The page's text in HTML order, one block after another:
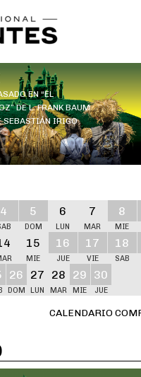
EN “EL
DE L. FRANK BAUM
SEBASTIÁN IRIGO
4 5 6 7 8
DOM LUN MAR MIE
15 16 17 18
MIE JUE VIE SAB
26 27 28 29 30
DOM LUN MAR MIE JUE
CALENDARIO